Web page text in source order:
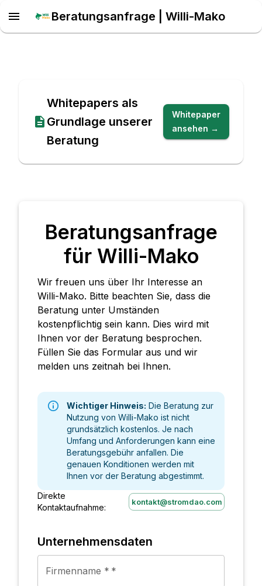
Beratungsanfrage | Willi-Mako
Whitepapers als
Grundlage unserer
Beratung
Whitepaper
ansehen →
Beratungsanfrage
für Willi-Mako
Wir freuen uns über Ihr Interesse an
Willi-Mako. Bitte beachten Sie, dass die
Beratung unter Umständen
kostenpflichtig sein kann. Dies wird mit
Ihnen vor der Beratung besprochen.
Füllen Sie das Formular aus und wir
melden uns zeitnah bei Ihnen.
Wichtiger Hinweis: Die Beratung zur
Nutzung von Willi-Mako ist nicht
grundsätzlich kostenlos. Je nach
Umfang und Anforderungen kann eine
Beratungsgebühr anfallen. Die
genauen Konditionen werden mit
Ihnen vor der Beratung abgestimmt.
Direkte
Kontaktaufnahme:
kontakt@stromdao.com
Unternehmensdaten
Firmenname * *